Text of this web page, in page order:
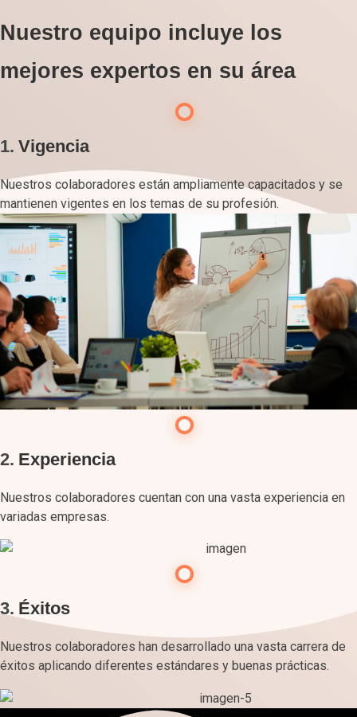
Nuestro equipo incluye los
mejores expertos en su área
1. Vigencia
Nuestros colaboradores están ampliamente capacitados y se
mantienen vigentes en los temas de su profesión.
2. Experiencia
Nuestros colaboradores cuentan con una vasta experiencia en
variadas empresas.
3. Éxitos
Nuestros colaboradores han desarrollado una vasta carrera de
éxitos aplicando diferentes estándares y buenas prácticas.